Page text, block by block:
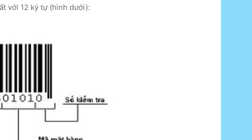
với 12 ký tự (hình dưới):